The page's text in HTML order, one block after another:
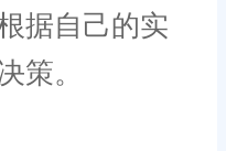
据自己的实
策。